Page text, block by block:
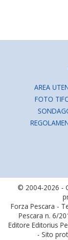
AREA
FOTO
© 2004-2026 -
Forza Pescara -
Pescara n. 6/
Editore Editorius
- Sito